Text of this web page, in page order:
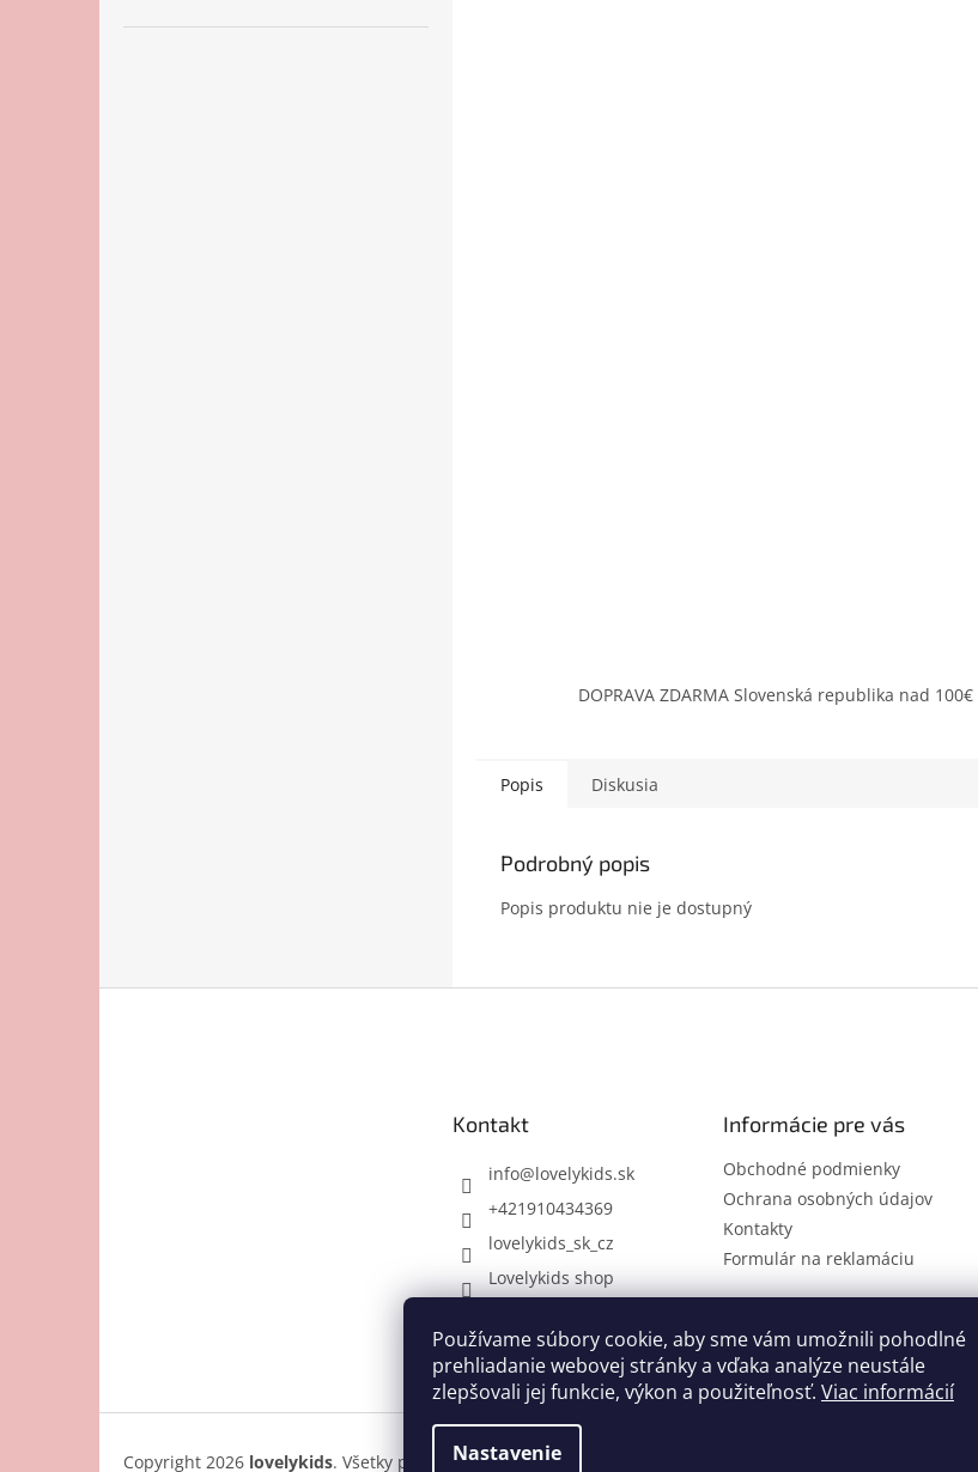
Používame súbory cookie, aby sme vám umožnili pohodlné
prehliadanie webovej stránky a vďaka analýze neustále
zlepšovali jej funkcie, výkon a použiteľnosť. Viac informácií
Nastavenie
DOPRAVA ZDARMA Slovenská republika nad
Popis Diskusia
Podrobný popis
Popis produktu nie je dostupný
Kontakt
info@lovelykids.sk
+421910434369
lovelykids_sk_cz
Lovelykids shop
Informácie pre vás
Obchodné podmienky
Ochrana osobných údajov
Kontakty
Formulár na reklamáciu
Kontakty Novinky
Copyright 2026 lovelykids. Všetky práva vyhradené.